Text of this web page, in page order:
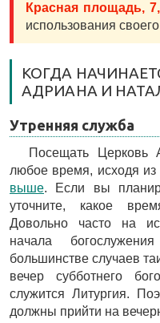
Красная площадь,
использования
КОГДА
АДРИАНА И
Утренняя служба
Посещать
любое время, исходя из
выше. Если вы
уточните, какое
Довольно часто на
начала
большинстве случаев
вечер субботнего
служится Литургия.
должны прийти на